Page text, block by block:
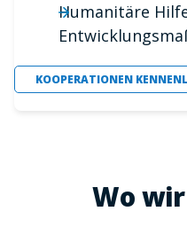
Humanitäre
KOOPERATIONEN
Wo